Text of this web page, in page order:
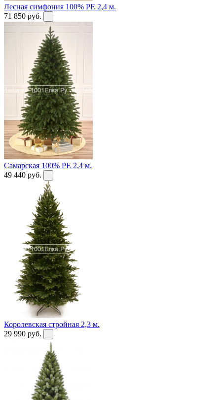
Лесная симфония 100% PE 2,4 м.
71 850 руб.
Самарская 100% PE 2,4 м.
49 440 руб.
Королевская стройная 2,3 м.
29 990 руб.